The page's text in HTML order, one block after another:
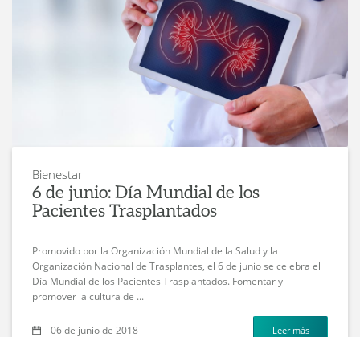
Bienestar
6 de junio: Día Mundial de los
Pacientes Trasplantados
Promovido por la Organización Mundial de la Salud y la
Organización Nacional de Trasplantes, el 6 de junio se celebra el
Día Mundial de los Pacientes Trasplantados. Fomentar y
promover la cultura de ...
06 de junio de 2018 Leer más